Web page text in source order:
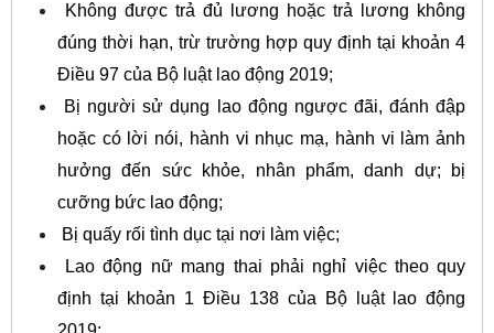
Không được trả đủ lương hoặc trả lương không
đúng thời hạn, trừ trường hợp quy định tại khoản 4
Điều 97 của Bộ luật lao động 2019;
Bị người sử dụng lao động ngược đãi, đánh đập
hoặc có lời nói, hành vi nhục mạ, hành vi làm ảnh
hưởng đến sức khỏe, nhân phẩm, danh dự; bị
cưỡng bức lao động;
Bị quấy rối tình dục tại nơi làm việc;
Lao động nữ mang thai phải nghỉ việc theo quy
định tại khoản 1 Điều 138 của Bộ luật lao động